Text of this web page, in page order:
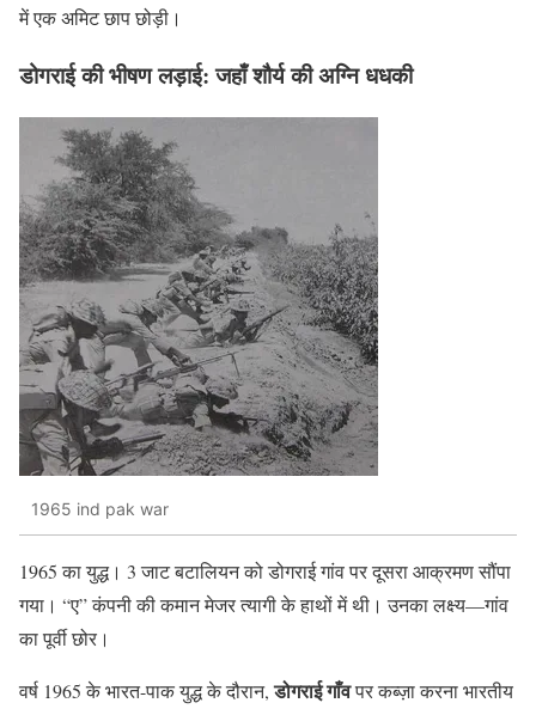
में एक अमिट छाप छोड़ी।
डोगराई की भीषण लड़ाई: जहाँ शौर्य की अग्नि धधकी
1965 ind pak war
1965 का युद्ध। 3 जाट बटालियन को डोगराई गांव पर दूसरा आक्रमण सौंपा
गया। “ए” कंपनी की कमान मेजर त्यागी के हाथों में थी। उनका लक्ष्य—गांव
का पूर्वी छोर।
वर्ष 1965 के भारत-पाक युद्ध के दौरान,डोगराई गाँवपर कब्ज़ा करना भारतीय